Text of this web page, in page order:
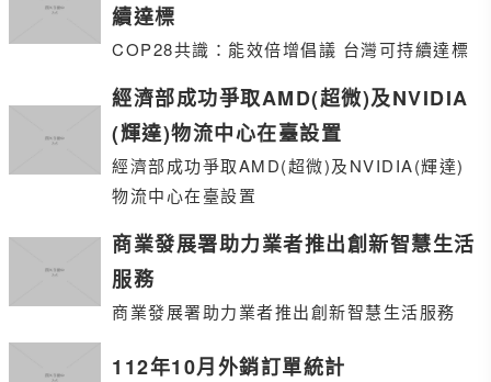
續達標
COP28共識：能效倍增倡議 台灣可持續達標
經濟部成功爭取AMD(超微)及NVIDIA
(輝達)物流中心在臺設置
經濟部成功爭取AMD(超微)及NVIDIA(輝達)
物流中心在臺設置
商業發展署助力業者推出創新智慧生活
服務
商業發展署助力業者推出創新智慧生活服務
112年10月外銷訂單統計